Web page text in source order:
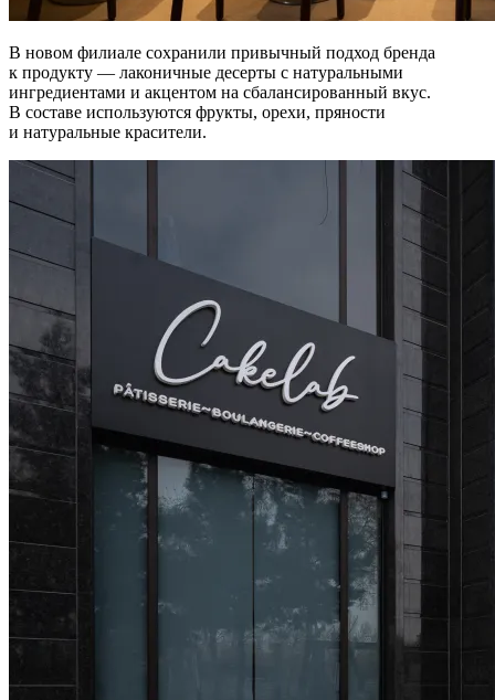
В новом филиале сохранили привычный подход бренда
к продукту — лаконичные десерты с натуральными
ингредиентами и акцентом на сбалансированный вкус.
В составе используются фрукты, орехи, пряности
и натуральные красители.